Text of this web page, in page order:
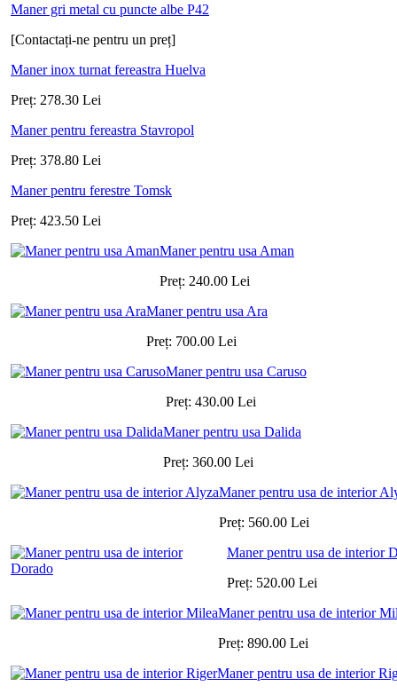
Maner gri metal cu puncte albe P42
[Contactați-ne pentru un preț]
Maner inox turnat fereastra Huelva
Preț: 278.30 Lei
Maner pentru fereastra Stavropol
Preț: 378.80 Lei
Maner pentru ferestre Tomsk
Preț: 423.50 Lei
Maner pentru usa Aman
Preț: 240.00 Lei
Maner pentru usa Ara
Preț: 700.00 Lei
Maner pentru usa Caruso
Preț: 430.00 Lei
Maner pentru usa Dalida
Preț: 360.00 Lei
Maner pentru usa de interior
Preț: 560.00 Lei
Maner pentru usa de interior
Preț: 520.00 Lei
Maner pentru usa de interior
Preț: 890.00 Lei
Maner pentru usa de interior